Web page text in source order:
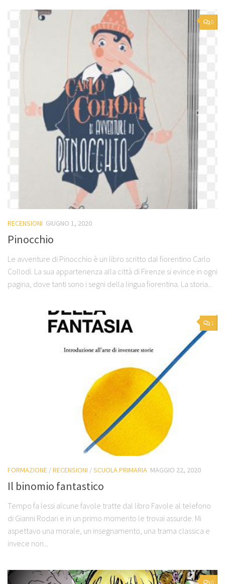
0
RECENSIONI GIUGNO 1, 2020
Pinocchio
Le avventure di Pinocchio è un libro scritto dal fiorentino Carlo
Collodi. La sua appartenenza alla città di Firenze si evince in ogni
pagina, dove tanti sono i segni della lingua fiorentina. La storia...
1
FORMAZIONE /RECENSIONI /SCUOLA PRIMARIA MAGGIO 22, 2020
Il binomio fantastico
Tempo fa lessi alcune favole tratte dal libro Favole al telefono
di Gianni Rodari e in un primo momento le trovai assurde. Mi
aspettavo una morale, un insegnamento, una trama classica e
invece non...
0